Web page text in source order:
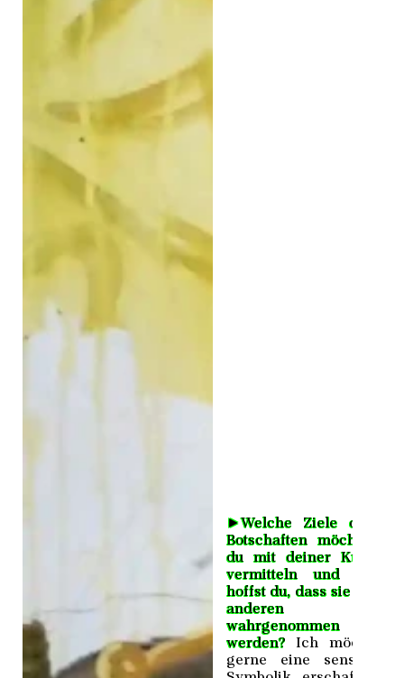
►Welche Ziele oder
Botschaften möchtest
du mit deiner Kunst
vermitteln und wie
hoffst du, dass sie von
anderen
wahrgenommen
werden? Ich möchte
gerne eine sensible